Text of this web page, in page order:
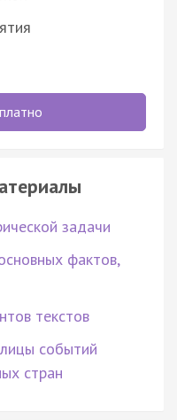
задачи
фактов,
текстов
событий
стран